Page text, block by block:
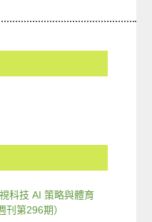
科技 AI 策略與體育
刊第296期）